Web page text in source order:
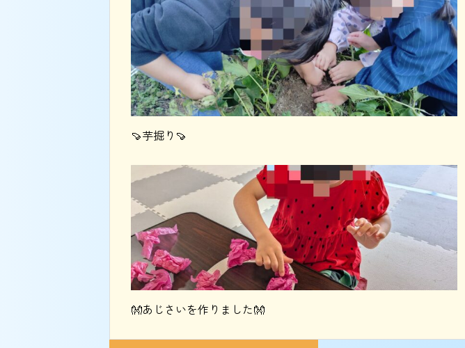
🍠芋掘り🍠
👐あじさいを作りました👐